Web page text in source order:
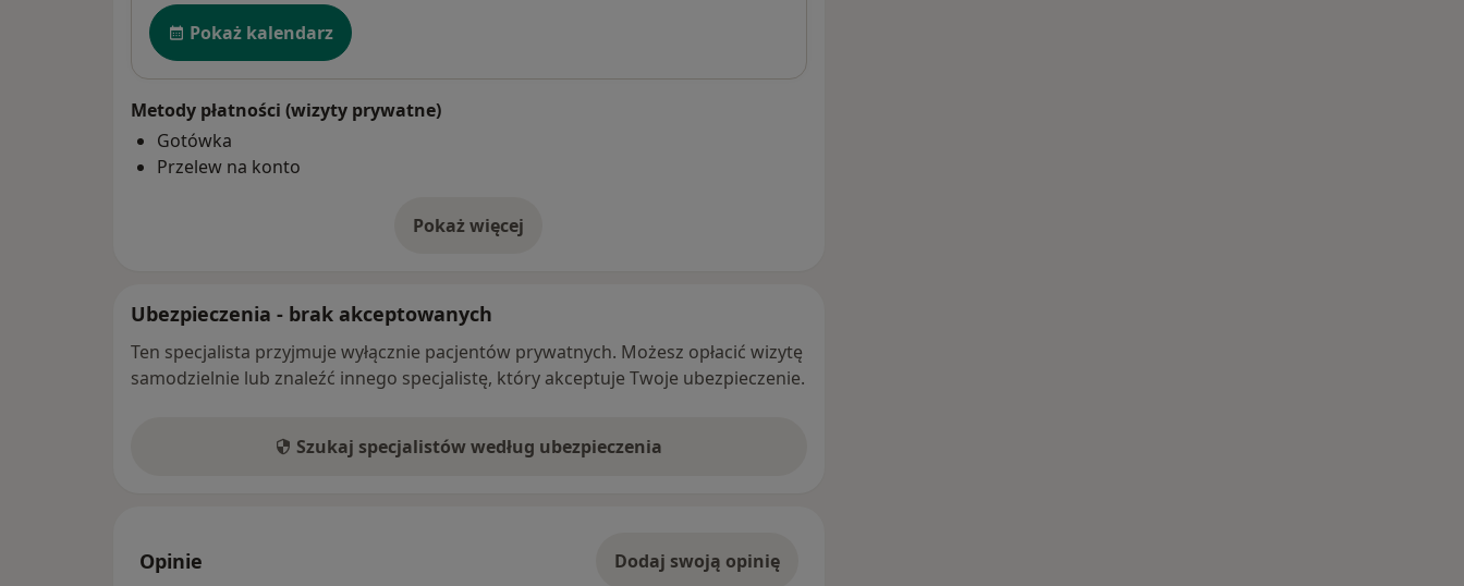
Dostępność
Pokaż kalendarz
Metody płatności (wizyty prywatne)
Gotówka
Przelew na konto
Pokaż więcej
o adresie
Ubezpieczenia - brak akceptowanych
Ten specjalista przyjmuje wyłącznie pacjentów prywatnych. Możesz opłacić wizytę
samodzielnie lub znaleźć innego specjalistę, który akceptuje Twoje ubezpieczenie.
Szukaj specjalistów według ubezpieczenia
Opinie Dodaj swoją opinię